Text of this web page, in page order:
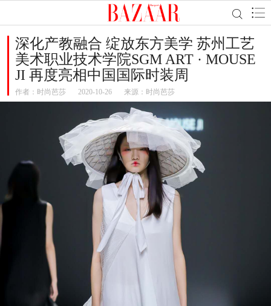
深化产教融合 绽放东方美学 苏州工艺
美术职业技术学院SGM ART · MOUSE
JI 再度亮相中国国际时装周
作者： 时尚芭莎 2020-10-26 来源：时尚芭莎